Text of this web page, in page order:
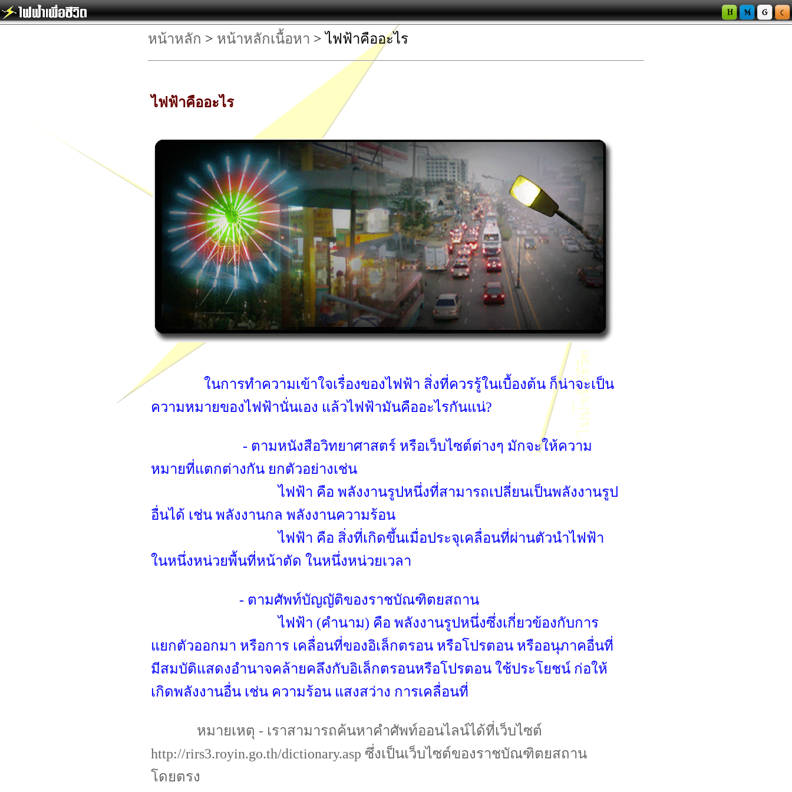
หน้าหลัก > หน้าหลักเนื้อหา > ไฟฟ้าคืออะไร
ไฟฟ้าคืออะไร
ในการทำความเข้าใจเรื่องของไฟฟ้า สิ่งที่ควรรู้ในเบื้องต้น ก็น่าจะเป็น
ความหมายของไฟฟ้านั่นเอง แล้วไฟฟ้ามันคืออะไรกันแน่?
- ตามหนังสือวิทยาศาสตร์ หรือเว็บไซต์ต่างๆ มักจะให้ความ
หมายที่แตกต่างกัน ยกตัวอย่างเช่น
ไฟฟ้า คือ พลังงานรูปหนึ่งที่สามารถเปลี่ยนเป็นพลังงานรูป
อื่นได้ เช่น พลังงานกล พลังงานความร้อน
ไฟฟ้า คือ สิ่งที่เกิดขึ้นเมื่อประจุเคลื่อนที่ผ่านตัวนำไฟฟ้า
ในหนึ่งหน่วยพื้นที่หน้าตัด ในหนึ่งหน่วยเวลา
- ตามศัพท์บัญญัติของราชบัณฑิตยสถาน
ไฟฟ้า (คำนาม) คือ พลังงานรูปหนึ่งซึ่งเกี่ยวข้องกับการ
แยกตัวออกมา หรือการ เคลื่อนที่ของอิเล็กตรอน หรือโปรตอน หรืออนุภาคอื่นที่
มีสมบัติแสดงอํานาจคล้ายคลึงกับอิเล็กตรอนหรือโปรตอน ใช้ประโยชน์ ก่อให้
เกิดพลังงานอื่น เช่น ความร้อน แสงสว่าง การเคลื่อนที่
หมายเหตุ - เราสามารถค้นหาคำศัพท์ออนไลน์ได้ที่เว็บไซต์
http://rirs3.royin.go.th/dictionary.asp ซึ่งเป็นเว็บไซต์ของราชบัณฑิตยสถาน
โดยตรง